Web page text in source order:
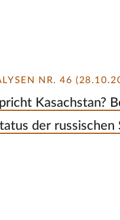
NR. 46
Kasachstan?
der russischen